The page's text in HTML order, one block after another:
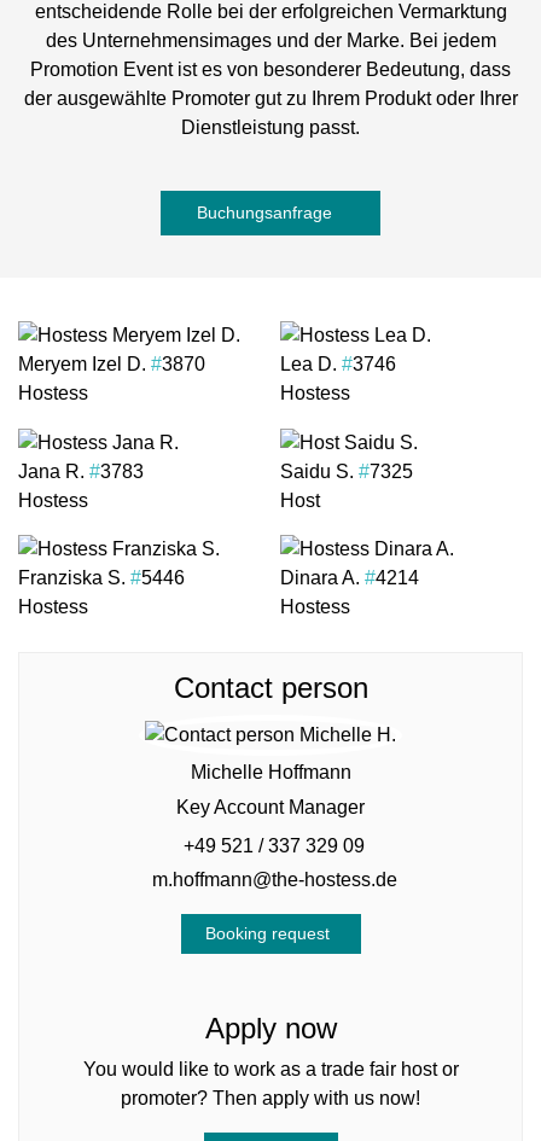
entscheidende Rolle bei der erfolgreichen Vermarktung
des Unternehmensimages und der Marke. Bei jedem
Promotion Event ist es von besonderer Bedeutung, dass
der ausgewählte Promoter gut zu Ihrem Produkt oder Ihrer
Dienstleistung passt.
Buchungsanfrage
Meryem Izel D. #3870
Hostess
Lea D. #3746
Hostess
Jana R. #3783
Hostess
Saidu S. #7325
Host
Franziska S. #5446
Hostess
Dinara A. #4214
Hostess
Contact person
Michelle Hoffmann
Key Account Manager
+49 521 / 337 329 09
m.hoffmann@the-hostess.de
Booking request
Apply now
You would like to work as a trade fair host or
promoter? Then apply with us now!